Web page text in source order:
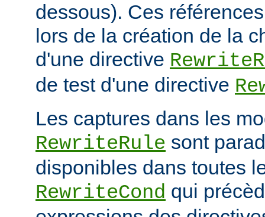
dessous). Ces
lors de la création de la
d'une directive
de test d'une directive
Les captures dans les
RewriteRule sont
disponibles dans toutes
RewriteCond qui